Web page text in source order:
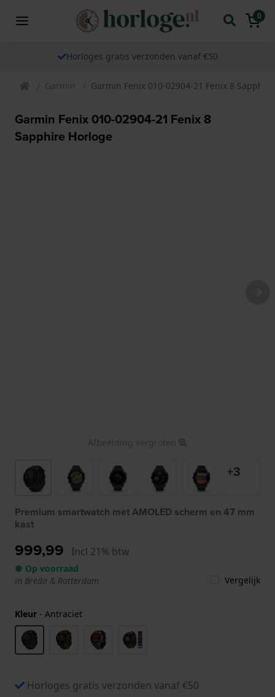
0
Horloges gratis verzonden vanaf €50
Garmin Garmin Fenix 010-02904-21 Fenix 8
Garmin Fenix 010-02904-21 Fenix 8
Sapphire Horloge
Afbeelding vergroten
+3
Premium smartwatch met AMOLED scherm en 47 mm
kast
999,99 Incl 21% btw
● Op voorraad
in Breda & Rotterdam
Vergelijk
Kleur - Antraciet
Horloges gratis verzonden vanaf €50